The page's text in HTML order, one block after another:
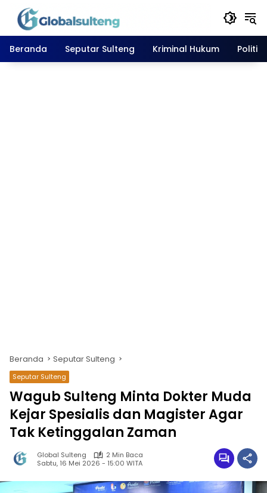
Langsung
konten
Beranda
Seputar Sulteng Kriminal Hukum Politik
Beranda Seputar Sulteng
Seputar Sulteng
Wagub Sulteng Minta Dokter Muda
Kejar Spesialis dan Magister Agar
Tak Ketinggalan Zaman
Global Sulteng
2 Min Baca
Sabtu, 16 Mei 2026 - 15:00 WITA